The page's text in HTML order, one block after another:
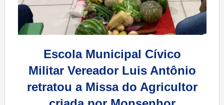
Escola Municipal Cívico
Militar Vereador Luis Antônio
retratou a Missa do Agricultor